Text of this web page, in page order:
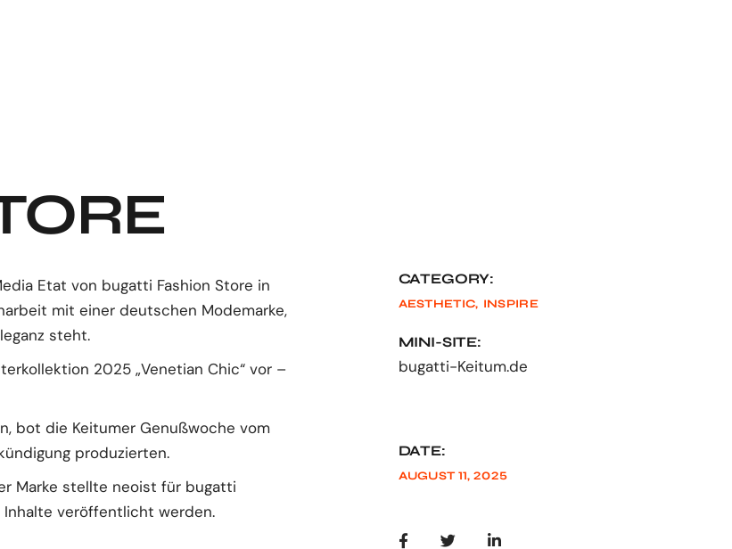
Etat von bugatti Fashion Store in
mit einer deutschen Modemarke,
steht.
2025 „Venetian Chic“ vor –
bot die Keitumer Genußwoche vom
produzierten.
Marke stellte neoist für bugatti
Inhalte veröffentlicht werden.
CATEGORY:
AESTHETIC INSPIRE
MINI-SITE:
bugatti-Keitum.de
DATE:
AUGUST 11, 2025